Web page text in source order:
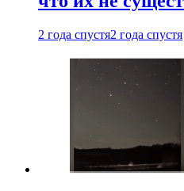
2 года спустя2 года спустя